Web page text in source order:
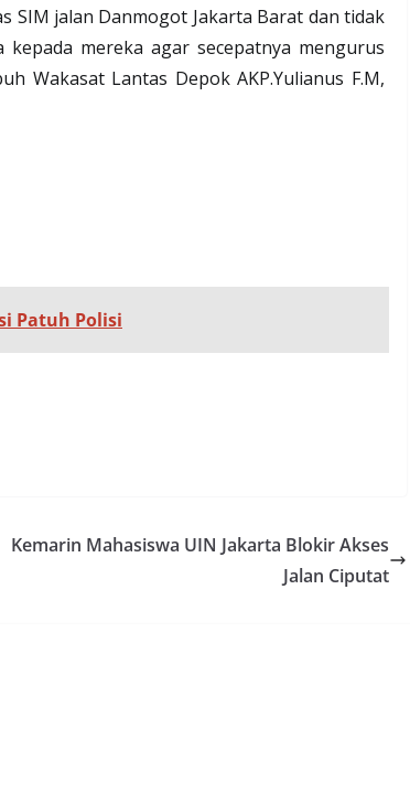
SIM jalan Danmogot Jakarta Barat dan tidak
mereka agar secepatnya mengurus
Wakasat Lantas Depok AKP.Yulianus F.M,
Patuh Polisi
Kemarin Mahasiswa UIN Jakarta Blokir Akses
Jalan Ciputat